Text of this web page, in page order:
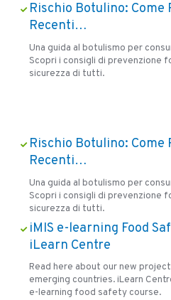
Rischio Botulino:
Recenti…
Una guida al botulismo per
Scopri i consigli di prevenzione
sicurezza di tutti.
Rischio Botulino:
Recenti…
Una guida al botulismo per
Scopri i consigli di prevenzione
sicurezza di tutti.
iMIS e-learning Food
iLearn Centre
Read here about our new
emerging countries. iLearn
e-learning food safety course.